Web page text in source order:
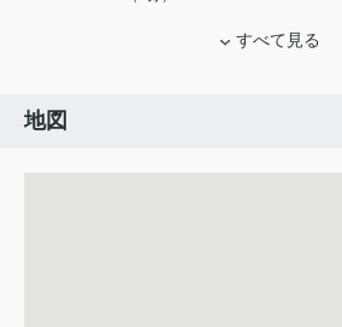
すべて見る
地図